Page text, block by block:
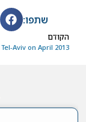
שתפו:
הקודם